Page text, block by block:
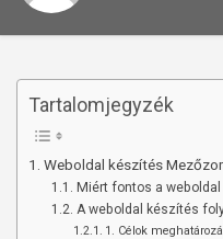
Tartalomjegyzék
Weboldal készítés
Miért fontos a
A weboldal készítés
1. Célok